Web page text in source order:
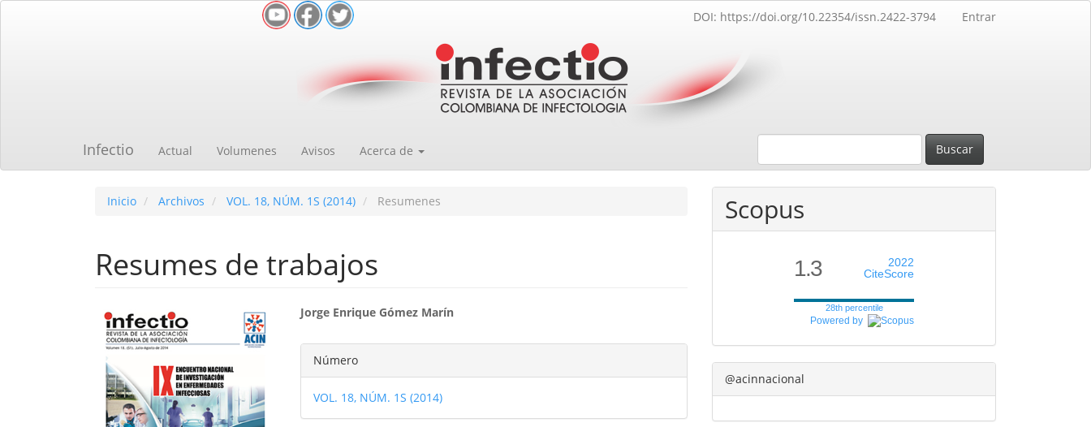
DOI: https://doi.org/10.22354/issn.2422-3794 Entrar
Infectio Actual Volumenes Avisos Acerca de Buscar
Inicio Archivos VOL. 18, NÚM. 1S (2014) Resumenes
Resumes de trabajos
Barra
lateral
del
artículo
Contenido
principal
del
artículo
Jorge Enrique Gómez Marín
Detalles
del
artículo
Número
VOL. 18, NÚM. 1S (2014)
Scopus
1.3
2022
CiteScore
28th percentile
Powered by
@acinnacional